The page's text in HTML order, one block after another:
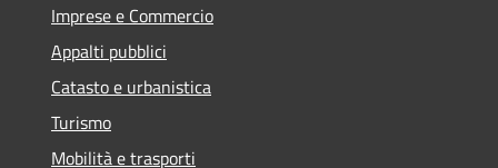
Imprese e Commercio
Appalti pubblici
Catasto e urbanistica
Turismo
Mobilità e trasporti